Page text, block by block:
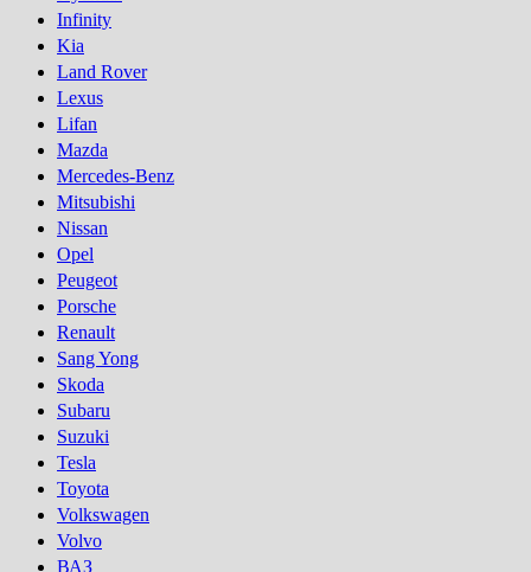
Infinity
Kia
Land Rover
Lexus
Lifan
Mazda
Mercedes-Benz
Mitsubishi
Nissan
Opel
Peugeot
Porsсhe
Renault
Sang Yong
Skoda
Subaru
Suzuki
Tesla
Toyota
Volkswagen
Volvo
ВАЗ